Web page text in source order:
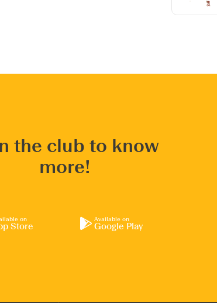
the club to know
more!
on
Store
Available on
Google Play